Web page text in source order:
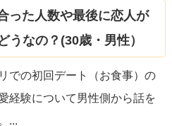
った人数や最後に恋人が
うなの？(30歳・男性）
での初回デート（お食事）の
経験について男性側から話を
...